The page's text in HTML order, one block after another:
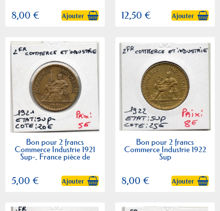
8,00 € Ajouter 12,50 € Ajouter
Bon pour 2 francs
Commerce Industrie 1921
Sup-, France pièce de
monnaie
5,00 € Ajouter
Bon pour 2 francs
Commerce Industrie 1922
Sup
8,00 € Ajouter